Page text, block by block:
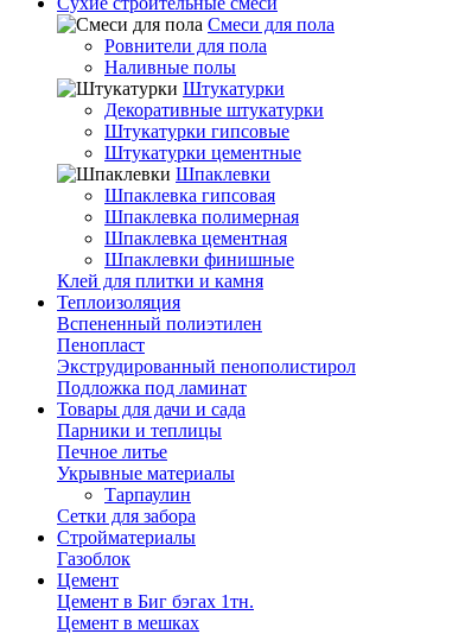
Смеси для пола
Ровнители для пола
Наливные полы
Штукатурки
Декоративные штукатурки
Штукатурки гипсовые
Штукатурки цементные
Шпаклевки
Шпаклевка гипсовая
Шпаклевка полимерная
Шпаклевка цементная
Шпаклевки финишные
Клей для плитки и камня
Теплоизоляция
Вспененный полиэтилен
Пенопласт
Экструдированный пенополистирол
Подложка под ламинат
Товары для дачи и сада
Парники и теплицы
Печное литье
Укрывные материалы
Тарпаулин
Сетки для забора
Стройматериалы
Газоблок
Цемент
Цемент в Биг бэгах 1тн.
Цемент в мешках